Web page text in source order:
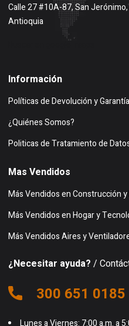
Calle 27 #10A-87, San Jerónimo,
Antioquia
Información
Políticas de Devolución y Garantía
¿Quiénes Somos?
Politicas de Tratamiento de
Mas Vendidos
Más Vendidos en Construcción
Más Vendidos en Hogar y
Más Vendidos Aires y
¿Necesitar ayuda? /
300 651 0185
Lunes a Viernes: 7:00 a.m. a